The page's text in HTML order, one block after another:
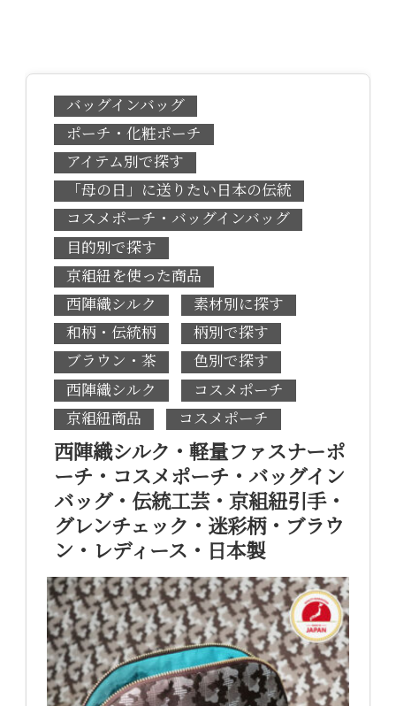
バッグインバッグ
ポーチ・化粧ポーチ
アイテム別で探す
「母の日」に送りたい日本の伝統
コスメポーチ・バッグインバッグ
目的別で探す
京組紐を使った商品
西陣織シルク
素材別に探す
和柄・伝統柄
柄別で探す
ブラウン・茶
色別で探す
西陣織シルク
コスメポーチ
京組紐商品
コスメポーチ
西陣織シルク・軽量ファスナーポ
ーチ・コスメポーチ・バッグイン
バッグ・伝統工芸・京組紐引手・
グレンチェック・迷彩柄・ブラウ
ン・レディース・日本製